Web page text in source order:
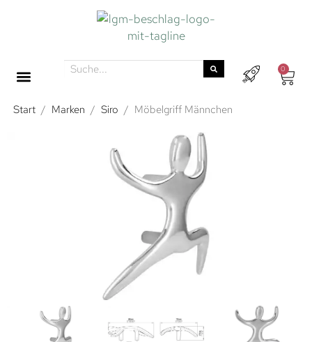
0
Start / Marken / Siro / Möbelgriff Männchen